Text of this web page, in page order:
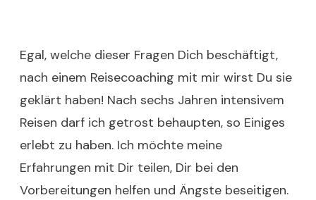
Egal, welche dieser Fragen Dich beschäftigt,
nach einem Reisecoaching mit mir wirst Du sie
geklärt haben! Nach sechs Jahren intensivem
Reisen darf ich getrost behaupten, so Einiges
erlebt zu haben. Ich möchte meine
Erfahrungen mit Dir teilen, Dir bei den
Vorbereitungen helfen und Ängste beseitigen.